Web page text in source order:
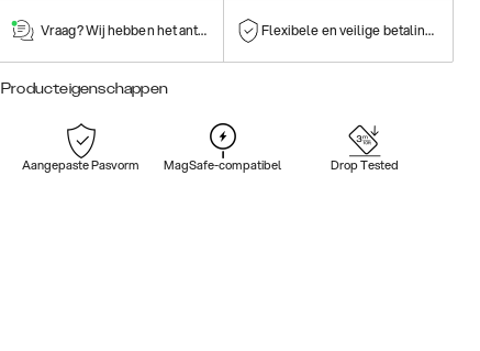
Vraag? Wij hebben het antwoord! Flexibele en veilige betalingen
Producteigenschappen
Aangepaste Pasvorm MagSafe-compatibel Drop Tested